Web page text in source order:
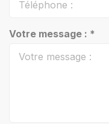
Votre message : *